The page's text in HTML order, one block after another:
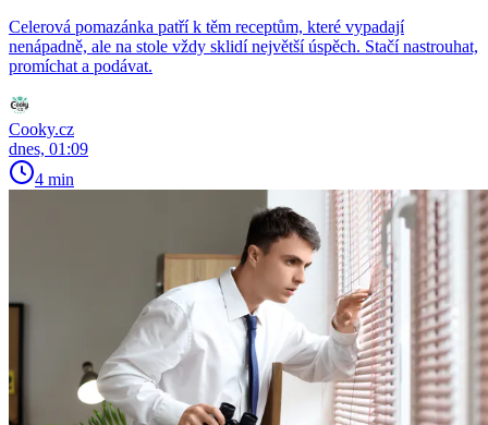
Celerová pomazánka patří k těm receptům, které vypadají
nenápadně, ale na stole vždy sklidí největší úspěch. Stačí nastrouhat,
promíchat a podávat.
Cooky.cz
dnes, 01:09
4 min